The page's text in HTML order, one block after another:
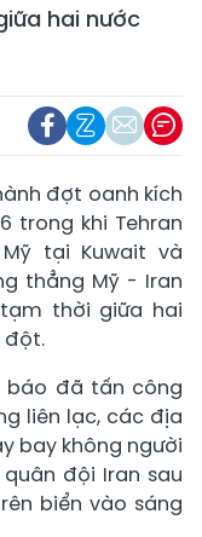
hai nước
đợt oanh kích
trong khi Tehran
tại Kuwait và
thẳng Mỹ - Iran
thời giữa hai
đột.
báo đã tấn công
liên lạc, các địa
bay không người
đội Iran sau
biển vào sáng